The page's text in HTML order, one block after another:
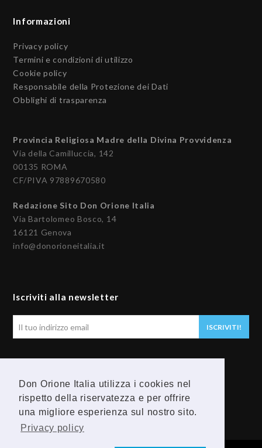
Don Orione Italia utilizza i cookies nel
rispetto della riservatezza e per offrire
una migliore esperienza sul nostro sito.
Privacy policy
Informazioni
Privacy policy
Termini e condizioni di utilizzo
Cookie policy
Responsabile della Protezione dei Dati
Obblighi di trasparenza
Provincia Religiosa Madre della Divina Provvidenza
Via della Camilluccia, 142
00135 ROMA
CF/PIVA 97889670580
Redazione Sito Don Orione Italia
Via Bartolomeo Bosco, 14
16121 Genova
info@donorioneitalia.it
Iscriviti alla newsletter
ISCRIVITI!
F
Y
o